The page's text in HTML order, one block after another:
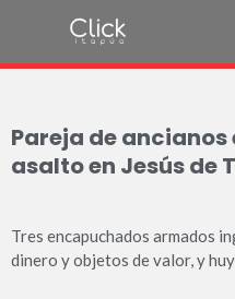
Pareja de
asalto en Jesús de
Tres encapuchados armados
dinero y objetos de valor, y